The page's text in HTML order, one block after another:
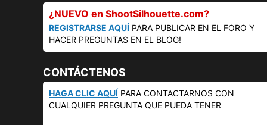
¿NUEVO en ShootSilhouette.com?
REGISTRARSE AQUÍ PARA PUBLICAR EN EL FORO Y
HACER PREGUNTAS EN EL BLOG!
CONTÁCTENOS
HAGA CLIC AQUÍ PARA CONTACTARNOS CON
CUALQUIER PREGUNTA QUE PUEDA TENER